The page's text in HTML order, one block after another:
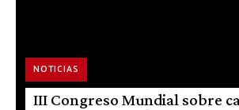
NOTICIAS
III Congreso Mundial sobre